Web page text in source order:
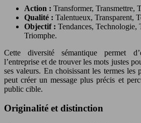
Action : Transformer, Transmettre,
Qualité : Talentueux, Transparent,
Objectif : Tendances, Technologie,
Triomphe.
Cette diversité sémantique permet
l’entreprise et de trouver les mots justes
ses valeurs. En choisissant les termes les
peut créer un message plus précis et
public cible.
Originalité et distinction